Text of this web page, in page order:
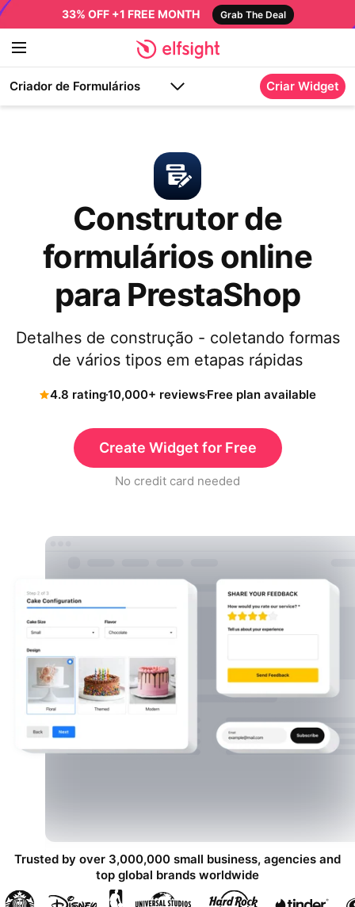
33% OFF +1 FREE MONTH Grab The Deal
Criador de Formulários Criar Widget
Construtor de
formulários online
para PrestaShop
Detalhes de construção - coletando formas
de vários tipos em etapas rápidas
4.8 rating10,000+ reviewsFree plan available
Create Widget for Free
No credit card needed
Trusted by over 3,000,000 small business, agencies and
top global brands worldwide